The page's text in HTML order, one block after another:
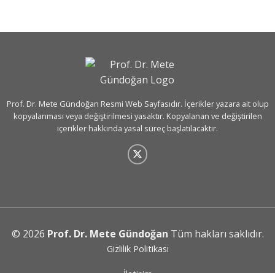
Prof. Dr. Mete Gündoğan Resmi Web Sayfasıdır. İçerikler yazara ait olup
kopyalanması veya değiştirilmesi yasaktır. Kopyalanan ve değiştirilen
içerikler hakkında yasal süreç başlatılacaktır.
© 2026 Prof. Dr. Mete Gündoğan Tüm hakları saklıdır.
Gizlilik Politikası